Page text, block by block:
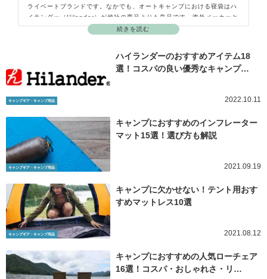
続きを読む
ライベートブランドです。なかでも、オートキャンプにおける寝袋はハ
イランダー（Hilander）が他社の商品よりも良品です。海外メーカーと
は比べものにならないほど、デザインと機能性と安さにこだわりがあり
キャンプギア・キャンプ用品
ハイランダーのおすすめアイテム18
選！コスパの良い優秀なキャンプ…
2022.10.11
キャンプギア・キャンプ用品
キャンプにおすすめのインフレーター
マット15選！選び方も解説
2021.09.19
キャンプギア・キャンプ用品
キャンプに欠かせない！テント用おす
すめマットレス10選
2021.08.12
キャンプにおすすめの人気ローチェア
16選！コスパ・おしゃれさ・リ…